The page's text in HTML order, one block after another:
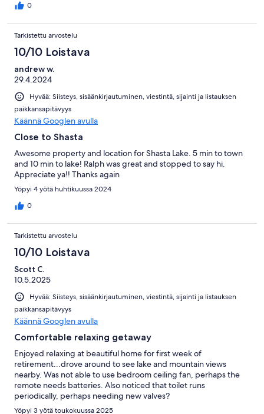
0
Tarkistettu arvostelu
10/10 Loistava
andrew w.
29.4.2024
Hyvää: Siisteys, sisäänkirjautuminen, viestintä, sijainti ja listauksen
paikkansapitävyys
Käännä Googlen avulla
Close to Shasta
Awesome property and location for Shasta Lake. 5 min to town
and 10 min to lake! Ralph was great and stopped to say hi.
Appreciate ya!! Thanks again
Yöpyi 4 yötä huhtikuussa 2024
0
Tarkistettu arvostelu
10/10 Loistava
Scott C.
10.5.2025
Hyvää: Siisteys, sisäänkirjautuminen, viestintä, sijainti ja listauksen
paikkansapitävyys
Käännä Googlen avulla
Comfortable relaxing getaway
Enjoyed relaxing at beautiful home for first week of
retirement...drove around to see lake and mountain views
nearby. Was not able to use bedroom ceiling fan, perhaps the
remote needs batteries. Also noticed that toilet runs
periodically, perhaps needing new valves?
Yöpyi 3 yötä toukokuussa 2025